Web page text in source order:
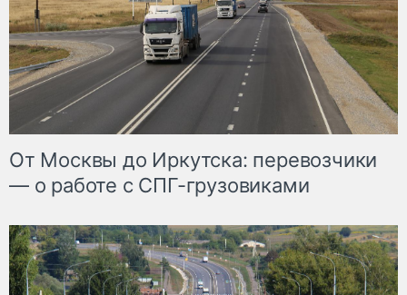
От Москвы до Иркутска: перевозчики
— о работе с СПГ-грузовиками